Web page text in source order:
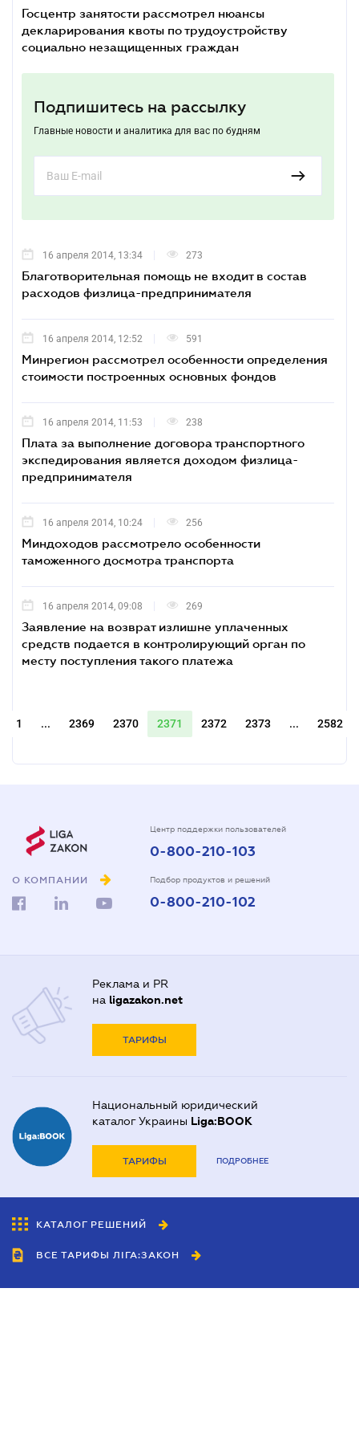
Госцентр занятости рассмотрел нюансы
декларирования квоты по трудоустройству
социально незащищенных граждан
Подпишитесь на рассылку
Главные новости и аналитика для вас по будням
16 апреля 2014, 13:34 273
Благотворительная помощь не входит в состав
расходов физлица-предпринимателя
16 апреля 2014, 12:52 591
Минрегион рассмотрел особенности определения
стоимости построенных основных фондов
16 апреля 2014, 11:53 238
Плата за выполнение договора транспортного
экспедирования является доходом физлица-
предпринимателя
16 апреля 2014, 10:24 256
Миндоходов рассмотрело особенности
таможенного досмотра транспорта
16 апреля 2014, 09:08 269
Заявление на возврат излишне уплаченных
средств подается в контролирующий орган по
месту поступления такого платежа
1 ... 2369 2370 2371 2372 2373 ... 2582
О КОМПАНИИ
Центр поддержки пользователей
0-800-210-103
Подбор продуктов и решений
0-800-210-102
Реклама и PR
на ligazakon.net
ТАРИФЫ
Национальный юридический
каталог Украины Liga:BOOK
ТАРИФЫ ПОДРОБНЕЕ
КАТАЛОГ РЕШЕНИЙ
ВСЕ ТАРИФЫ ЛІГА:ЗАКОН